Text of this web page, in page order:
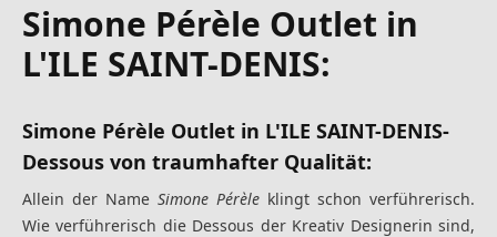
Simone Pérèle Outlet in
L'ILE SAINT-DENIS:
Simone Pérèle Outlet in L'ILE SAINT-DENIS-
Dessous von traumhafter Qualität:
Allein der Name Simone Pérèleklingt schon verführerisch.
Wie verführerisch die Dessous der Kreativ Designerin sind,